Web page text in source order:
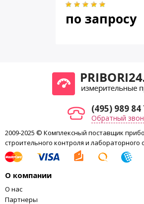
по запросу
(495) 989 84
Обратный
2009-2025 © Комплексный поставщик
строительного контроля и лабораторного
О компании
О нас
Партнеры